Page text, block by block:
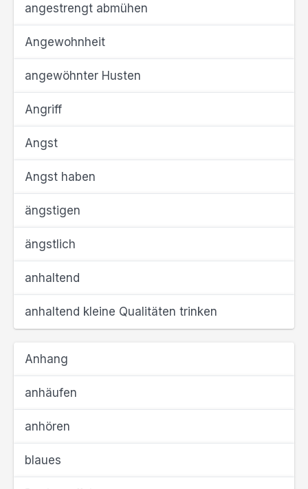
angestrengt abmühen
Angewohnheit
angewöhnter Husten
Angriff
Angst
Angst haben
ängstigen
ängstlich
anhaltend
anhaltend kleine Qualitäten trinken
Anhang
anhäufen
anhören
blaues